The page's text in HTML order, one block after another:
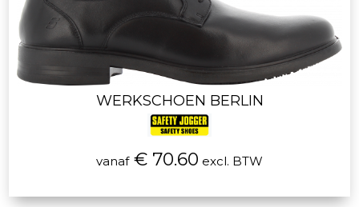
WERKSCHOEN BERLIN
vanaf€ 70.60 excl. BTW